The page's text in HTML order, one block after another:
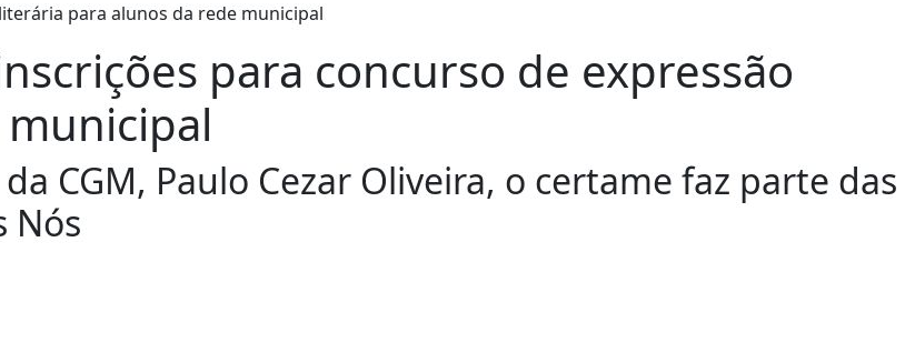
para concurso de expressão
CGM, Paulo Cezar Oliveira, o certame faz parte das
Nós